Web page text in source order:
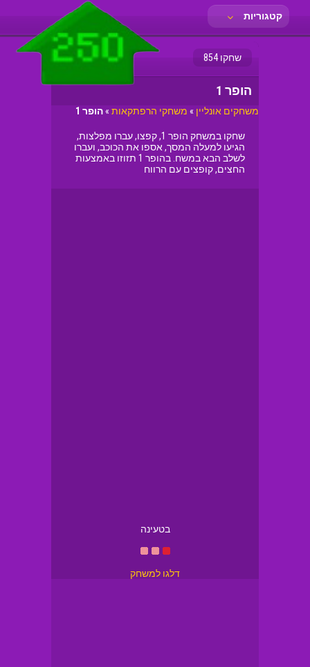
קטגוריות
שחקו 854
הופר 1
משחקים אונליין » משחקי הרפתקאות »הופר 1
שחקו במשחק הופר 1, קפצו, עברו מפלצות,
הגיעו למעלה המסך, אספו את הכוכב, ועברו
לשלב הבא במשח. בהופר 1 תזוזו באמצעות
החצים, קופצים עם הרווח
בטעינה
דלגו למשחק